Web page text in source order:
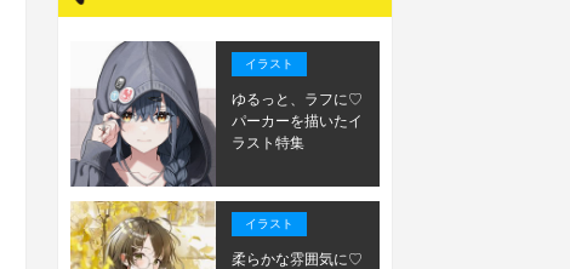
イラスト
ゆるっと、ラフに♡
パーカーを描いたイ
ラスト特集
イラスト
柔らかな雰囲気に♡